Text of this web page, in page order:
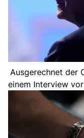
Ausgerechnet der
einem Interview